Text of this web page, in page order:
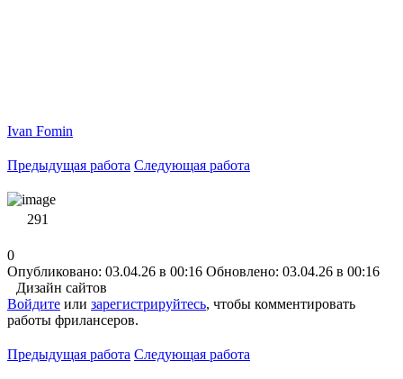
Ivan Fomin
Предыдущая работа Следующая работа
291
0
Опубликовано: 03.04.26 в 00:16 Обновлено: 03.04.26 в 00:16
Дизайн сайтов
Войдите или зарегистрируйтесь, чтобы комментировать
работы фрилансеров.
Предыдущая работа Следующая работа